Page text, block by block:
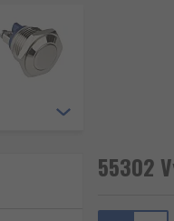
55302